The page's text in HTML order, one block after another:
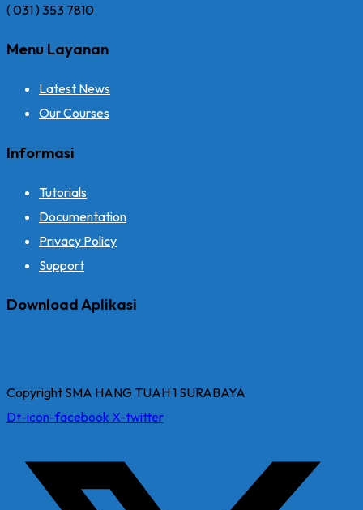
( 031 ) 353 7810
Menu Layanan
Latest News
Our Courses
Informasi
Tutorials
Documentation
Privacy Policy
Support
Download Aplikasi
Copyright SMA HANG TUAH 1 SURABAYA
Dt-icon-facebook X-twitter